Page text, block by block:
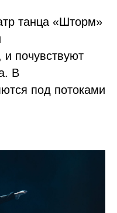
танца «Шторм»
почувствуют
В
под потоками